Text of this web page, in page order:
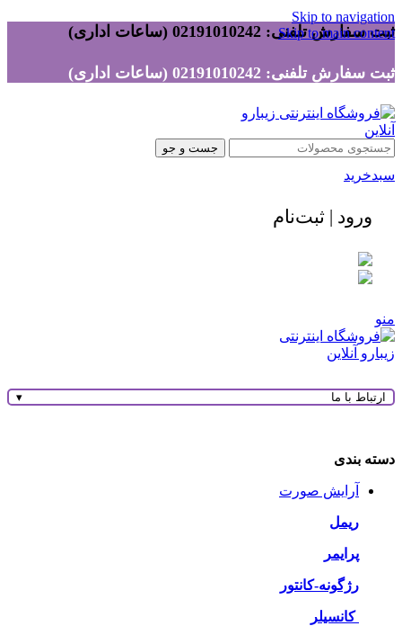
Skip to navigation
Skip to main content
ثبت سفارش تلفنی: 02191010242 (ساعات اداری)
ثبت سفارش تلفنی: 02191010242 (ساعات اداری)
جست و جو
سبدخرید
ورود | ثبت‌نام
منو
ارتباط با ما ▾
دسته بندی
آرایش صورت
ریمل
پرایمر
رژگونه-کانتور
کانسیلر